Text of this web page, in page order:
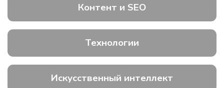
Контент и SEO
Технологии
Искусственный интеллект